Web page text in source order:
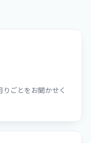
ごとをお聞かせく